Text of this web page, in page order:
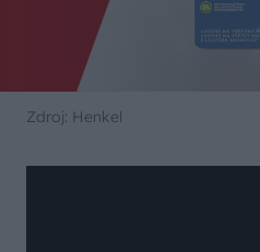
Zdroj: Henkel